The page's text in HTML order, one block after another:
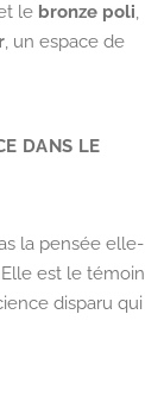
le bronze poli,
, un espace de
DANS LE
la pensée elle-
Elle est le témoin
disparu qui